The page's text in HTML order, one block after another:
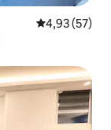
Évaluation
4,93 (57)